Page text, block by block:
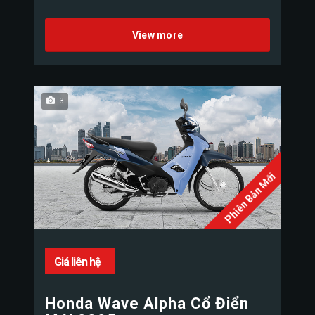
View more
Phiên Bản Mới
3
Giá liên hệ
Honda Wave Alpha Cổ Điển